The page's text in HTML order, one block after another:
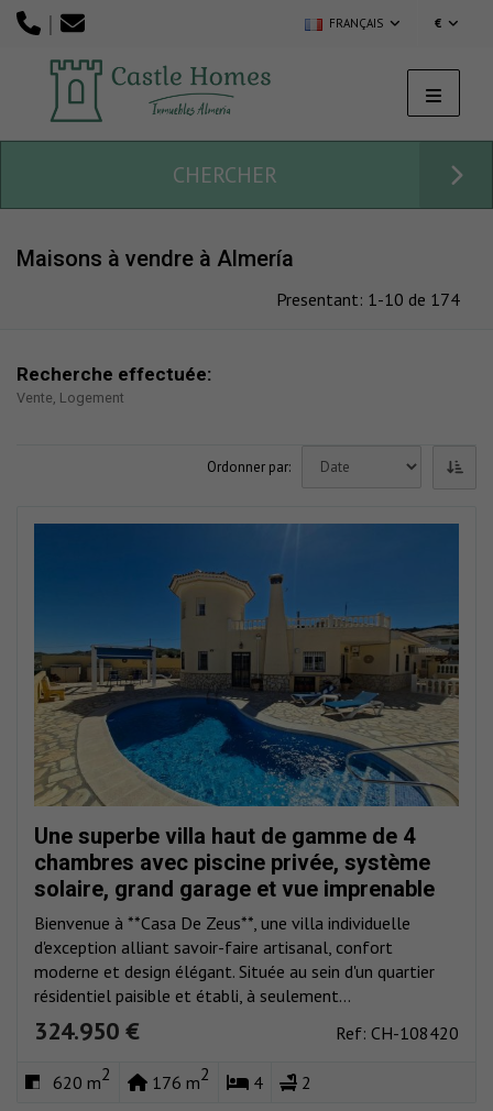
| FRANÇAIS €
CHERCHER
Maisons à vendre à Almería
Presentant: 1-10 de 174
Recherche effectuée:
Vente, Logement
Ordonner par:
Une superbe villa haut de gamme de 4
chambres avec piscine privée, système
solaire, grand garage et vue imprenable
sur les montagnes.
Bienvenue à **Casa De Zeus**, une villa individuelle
d'exception alliant savoir-faire artisanal, confort
moderne et design élégant. Située au sein d'un quartier
résidentiel paisible et établi, à seulement...
324.950 € Ref: CH-108420
620 m2 176 m2 4 2